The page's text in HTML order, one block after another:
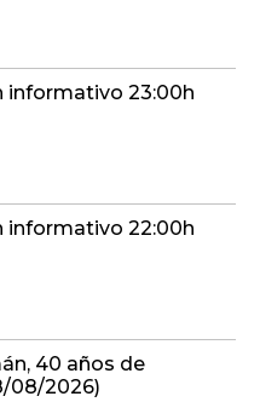
informativo 23:00h
informativo 22:00h
40 años de
08/2026)